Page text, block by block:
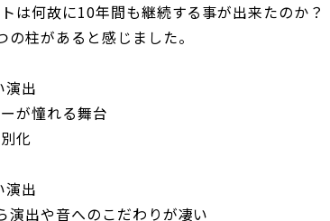
は何故に10年間も継続する事が出来たのか？
の柱があると感じました。
出
が憧れる舞台
化
出
演出や音へのこだわりが凄い